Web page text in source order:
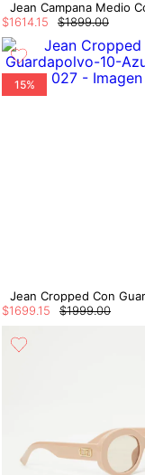
$1899.00
$161415
15%
$1999.00
$169915